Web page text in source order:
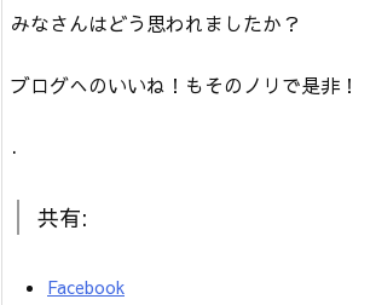
みなさんはどう思われましたか？
ブログへのいいね！もそのノリで是非！
.
共有:
Facebook